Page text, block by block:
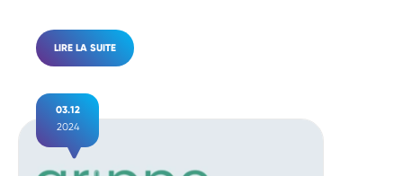
LIRE LA SUITE
03.12
2024